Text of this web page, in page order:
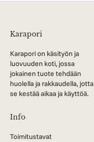
Karapori
Karapori on käsityön ja
luovuuden koti, jossa
jokainen tuote tehdään
huolella ja rakkaudella, jotta
se kestää aikaa ja käyttöä.
Info
Toimitustavat